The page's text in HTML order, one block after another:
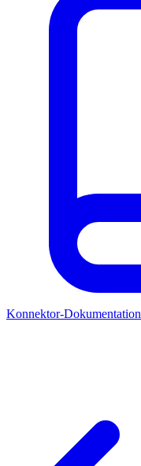
Konnektor-Dokumentation